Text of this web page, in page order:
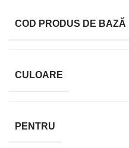
COD PRODUS DE BAZĂ
CULOARE
PENTRU